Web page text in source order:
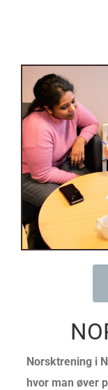
Norsktrening i
hvor man øver